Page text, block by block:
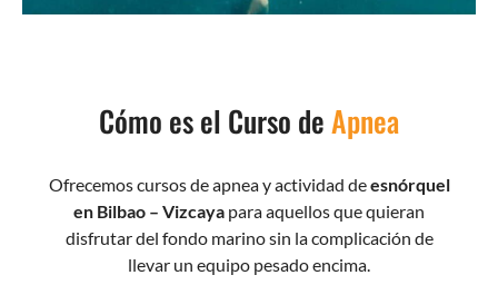
Cómo es el Curso deApnea
Ofrecemos cursos de apnea y actividad deesnórquel
en Bilbao – Vizcaya para aquellos que quieran
disfrutar del fondo marino sin la complicación de
llevar un equipo pesado encima.